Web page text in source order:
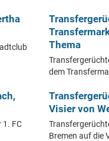
Thema
dem
1. FC
Visier von
Bremen auf die